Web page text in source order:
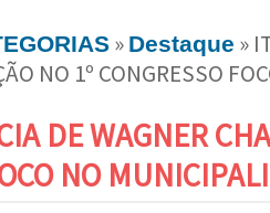
» Destaque »
NO 1º CONGRESSO
DE WAGNER
NO